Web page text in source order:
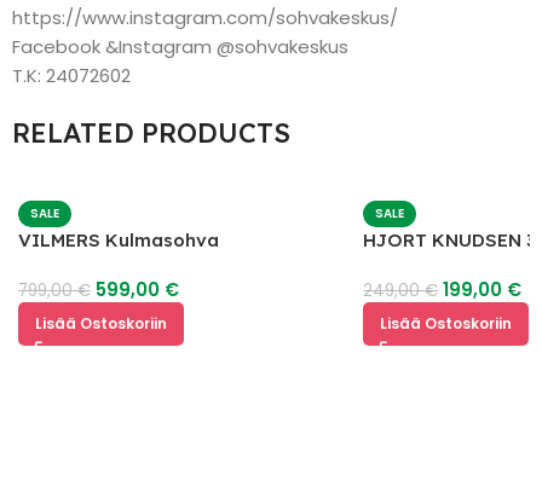
https://www.instagram.com/sohvakeskus/
Facebook &Instagram @sohvakeskus
T.K: 24072602
RELATED PRODUCTS
SALE
VILMERS Kulmasohva
799,00€ 599,00 €
Lisää Ostoskoriin
SALE
HJORT KNUDSEN
249,00€ 199,00 €
Lisää Ostoskoriin